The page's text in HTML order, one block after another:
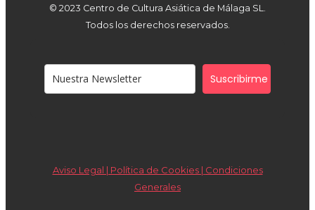
© 2023 Centro de Cultura Asiática de Málaga SL.
Todos los derechos reservados.
Suscribirme
Aviso Legal | Política de Cookies | Condiciones
Generales